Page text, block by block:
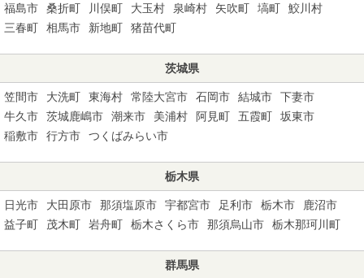
福島市 桑折町 川俣町 大玉村 泉崎村 矢吹町 塙町
鮫川村
三春町
相馬市 新地町 猪苗代町
茨城県
笠間市 大洗町 東海村 常陸大宮市 石岡市 結城市
下妻市
牛久市
茨城鹿嶋市 潮来市 美浦村 阿見町 五霞町
坂東市
稲敷市
行方市 つくばみらい市
栃木県
日光市 大田原市 那須塩原市 宇都宮市 足利市 栃木市
鹿沼市
益子町
茂木町 岩舟町 栃木さくら市 那須烏山市 栃木那珂川町
群馬県